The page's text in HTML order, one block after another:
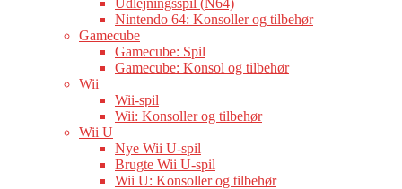
Udlejningsspil (N64)
Nintendo 64: Konsoller og tilbehør
Gamecube
Gamecube: Spil
Gamecube: Konsol og tilbehør
Wii
Wii-spil
Wii: Konsoller og tilbehør
Wii U
Nye Wii U-spil
Brugte Wii U-spil
Wii U: Konsoller og tilbehør